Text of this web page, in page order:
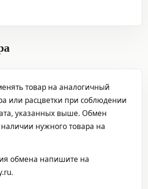
товар на аналогичный
или расцветки при соблюдении
указанных выше. Обмен
нужного товара на
обмена напишите на